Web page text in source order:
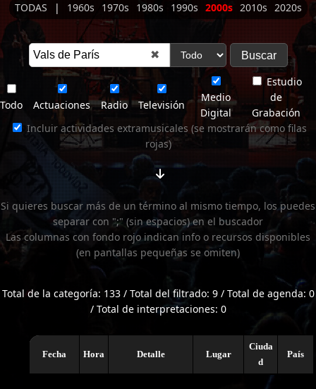
TODAS | 1960s 1970s 1980s 1990s 2000s 2010s 2020s
✖
Todo Actuaciones Radio Televisión
Medio
Digital
Estudio
de
Grabación
Incluir actividades extramusicales (se mostrarán como filas
rojas)
Si quieres buscar más de un término al mismo tiempo, los puedes
separar con ";" (sin espacios) en el buscador
Las columnas con fondo rojo indican info o recursos disponibles
(en pantallas pequeñas se omiten)
Total de la categoría: 133 / Total del filtrado: 9 / Total de agenda: 0
/ Total de interpretaciones: 0
Fecha Hora Detalle Lugar
Ciuda
d
País